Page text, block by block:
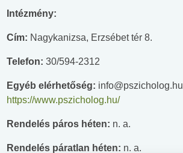
Intézmény:
Cím: Nagykanizsa, Erzsébet tér 8.
Telefon: 30/594-2312
Egyéb elérhetőség: info@pszicholog.hu
https://www.pszicholog.hu/
Rendelés páros héten: n. a.
Rendelés páratlan héten: n. a.